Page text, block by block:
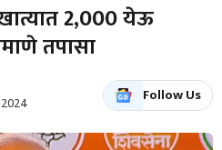
₹2,000 येऊ
तपासा
Follow Us